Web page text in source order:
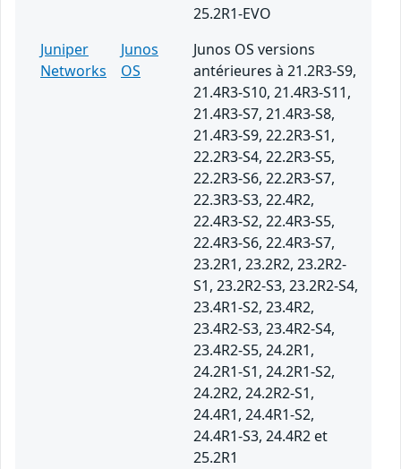
25.2R1-EVO
Juniper
Networks
Junos
OS
Junos OS versions
antérieures à 21.2R3-S9,
21.4R3-S10, 21.4R3-S11,
21.4R3-S7, 21.4R3-S8,
21.4R3-S9, 22.2R3-S1,
22.2R3-S4, 22.2R3-S5,
22.2R3-S6, 22.2R3-S7,
22.3R3-S3, 22.4R2,
22.4R3-S2, 22.4R3-S5,
22.4R3-S6, 22.4R3-S7,
23.2R1, 23.2R2, 23.2R2-
S1, 23.2R2-S3, 23.2R2-S4,
23.4R1-S2, 23.4R2,
23.4R2-S3, 23.4R2-S4,
23.4R2-S5, 24.2R1,
24.2R1-S1, 24.2R1-S2,
24.2R2, 24.2R2-S1,
24.4R1, 24.4R1-S2,
24.4R1-S3, 24.4R2 et
25.2R1